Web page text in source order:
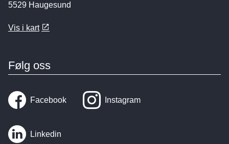
5529 Haugesund
Vis i kart
Følg oss
Facebook Instagram
Linkedin